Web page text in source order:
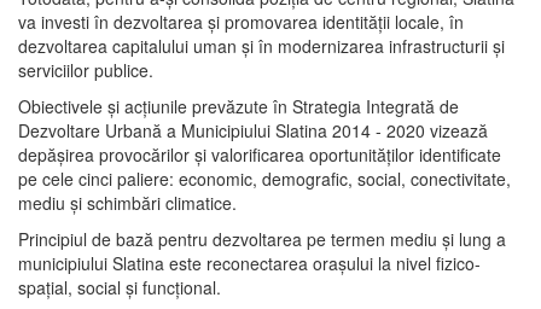
va investi în dezvoltarea şi promovarea identităţii locale, în
dezvoltarea capitalului uman şi în modernizarea infrastructurii şi
serviciilor publice.
Obiectivele şi acţiunile prevăzute în Strategia Integrată de
Dezvoltare Urbană a Municipiului Slatina 2014 - 2020 vizează
depășirea provocărilor şi valorificarea oportunităţilor identificate
pe cele cinci paliere: economic, demografic, social, conectivitate,
mediu şi schimbări climatice.
Principiul de bază pentru dezvoltarea pe termen mediu şi lung a
municipiului Slatina este reconectarea oraşului la nivel fizico-
spaţial, social şi funcţional.